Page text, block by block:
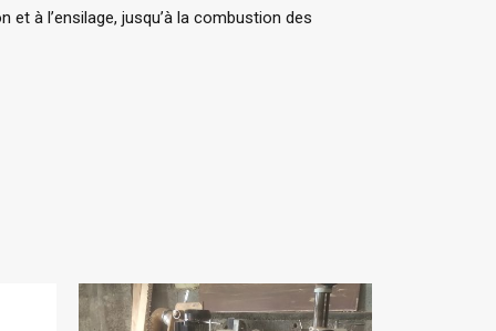
à l’ensilage, jusqu’à la combustion des